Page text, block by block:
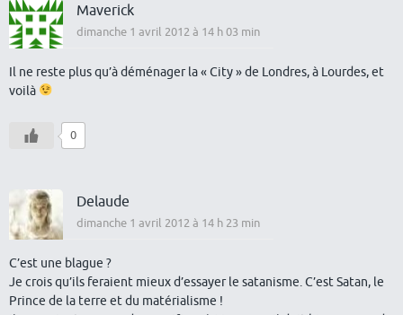
Maverick
dimanche 1 avril 2012 à 14 h 03 min
Il ne reste plus qu’à déménager la « City » de Londres, à Lourdes, et
voilà
0
Delaude
dimanche 1 avril 2012 à 14 h 23 min
C’est une blague ?
Je crois qu’ils feraient mieux d’essayer le satanisme. C’est Satan, le
Prince de la terre et du matérialisme !